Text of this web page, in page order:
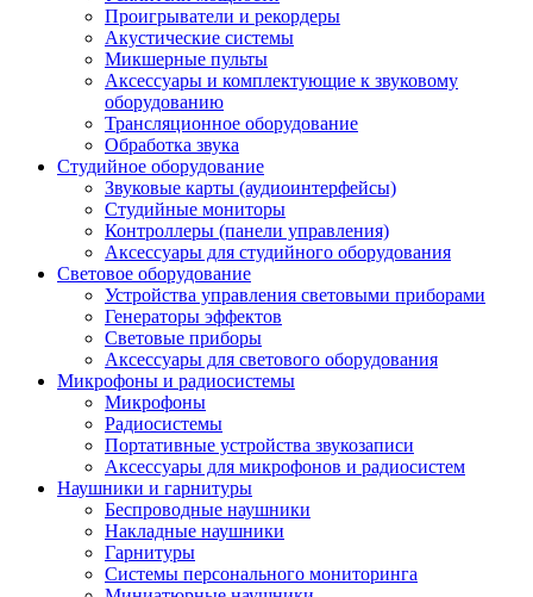
Проигрыватели и рекордеры
Акустические системы
Микшерные пульты
Аксессуары и комплектующие к звуковому
оборудованию
Трансляционное оборудование
Обработка звука
Студийное оборудование
Звуковые карты (аудиоинтерфейсы)
Студийные мониторы
Контроллеры (панели управления)
Аксессуары для студийного оборудования
Световое оборудование
Устройства управления световыми приборами
Генераторы эффектов
Световые приборы
Аксессуары для светового оборудования
Микрофоны и радиосистемы
Микрофоны
Радиосистемы
Портативные устройства звукозаписи
Аксессуары для микрофонов и радиосистем
Наушники и гарнитуры
Беспроводные наушники
Накладные наушники
Гарнитуры
Системы персонального мониторинга